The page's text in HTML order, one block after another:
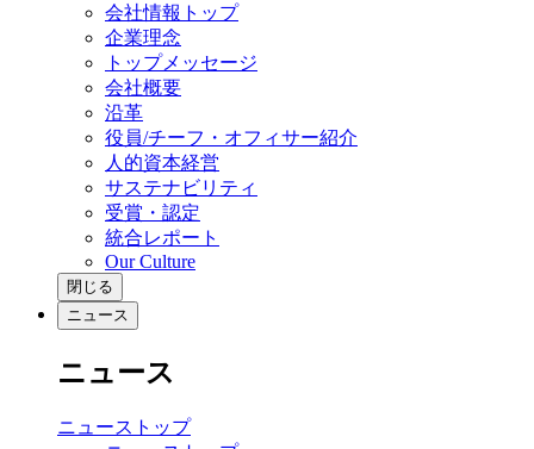
会社情報トップ
企業理念
トップメッセージ
会社概要
沿革
役員/チーフ・オフィサー紹介
人的資本経営
サステナビリティ
受賞・認定
統合レポート
Our Culture
閉じる
ニュース
ニュース
ニューストップ